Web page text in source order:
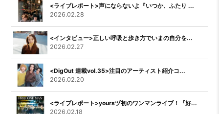
<ライブレポート>声にならないよ『いつか、ふたり ...
2026.02.28
<インタビュー>正しい呼吸と歩き方でいまの自分を...
2026.02.27
<DigOut 連載vol.35>注目のアーティスト紹介コ...
2026.02.20
<ライブレポート>yoursヅ初のワンマンライブ！『好...
2026.02.18